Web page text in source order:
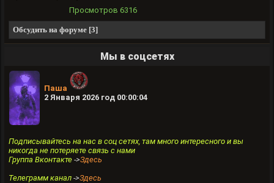
Просмотров 6316
Обсудить на форуме [3]
Мы в соцсетях
Паша
2 Января 2026 год 00:00:04
Подписывайтесь на нас в соц сетях, там много интересного и вы
никогда не потеряете связь с нами
Группа Вконтакте ->Здесь
Телеграмм канал ->Здесь